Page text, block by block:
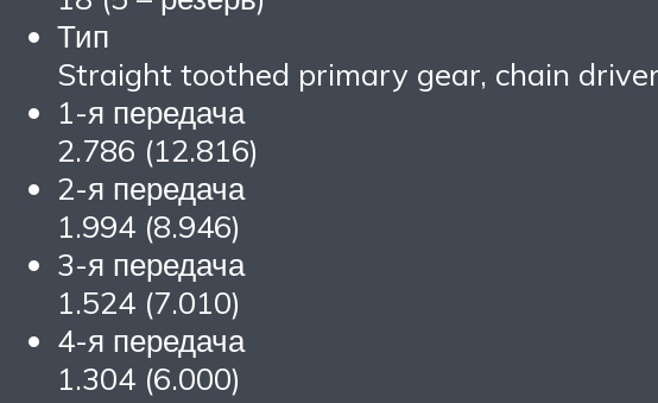
Тип
Straight toothed primary gear, chain
1-я передача
2.786 (12.816)
2-я передача
1.994 (8.946)
3-я передача
1.524 (7.010)
4-я передача
1.304 (6.000)